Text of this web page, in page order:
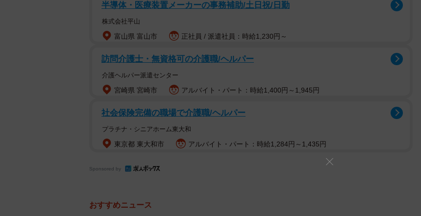
半導体・医療装置メーカーの事務補助/土日祝/日勤
株式会社平山
富山県 富山市 正社員 / 派遣社員：時給1,230円～
訪問介護士・無資格可の介護職/ヘルパー
介護ヘルパー派遣センター
宮崎県 宮崎市 アルバイト・パート：時給1,400円～1,945円
社会保険完備の職場で介護職/ヘルパー
プラチナ・シニアホーム東大和
東京都 東大和市 アルバイト・パート：時給1,284円～1,435円
Sponsored by
おすすめニュース